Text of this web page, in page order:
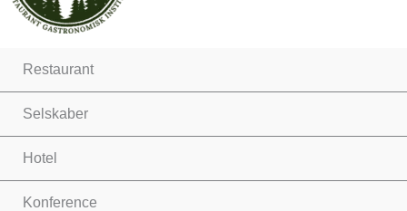
Restaurant
Selskaber
Hotel
Konference